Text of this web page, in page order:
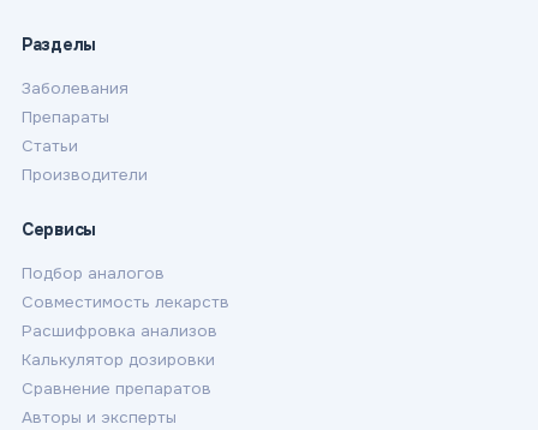
Разделы
Заболевания
Препараты
Статьи
Производители
Сервисы
Подбор аналогов
Совместимость лекарств
Расшифровка анализов
Калькулятор дозировки
Сравнение препаратов
Авторы и эксперты